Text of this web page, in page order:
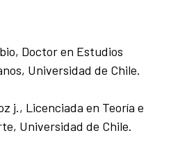
Doctor en Estudios
Universidad de Chile.
j., Licenciada en Teoría e
Universidad de Chile.